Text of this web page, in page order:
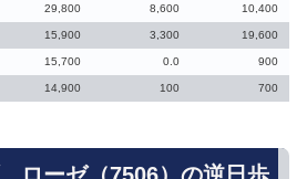
29,800 8,600 10,400
15,900 3,300 19,600
15,700 0.0 900
14,900 100 700